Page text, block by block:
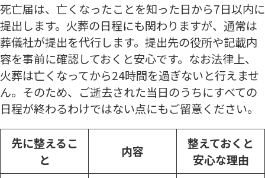
死亡届は、亡くなったことを知った日から7日以内に
提出します。火葬の日程にも関わりますが、通常は
葬儀社が提出を代行します。提出先の役所や記載内
容を事前に確認しておくと安心です。なお法律上、
火葬は亡くなってから24時間を過ぎないと行えませ
ん。そのため、ご逝去された当日のうちにすべての
日程が終わるわけではない点にもご留意ください。
先に整えるこ
と
内容
整えておくと
安心な理由